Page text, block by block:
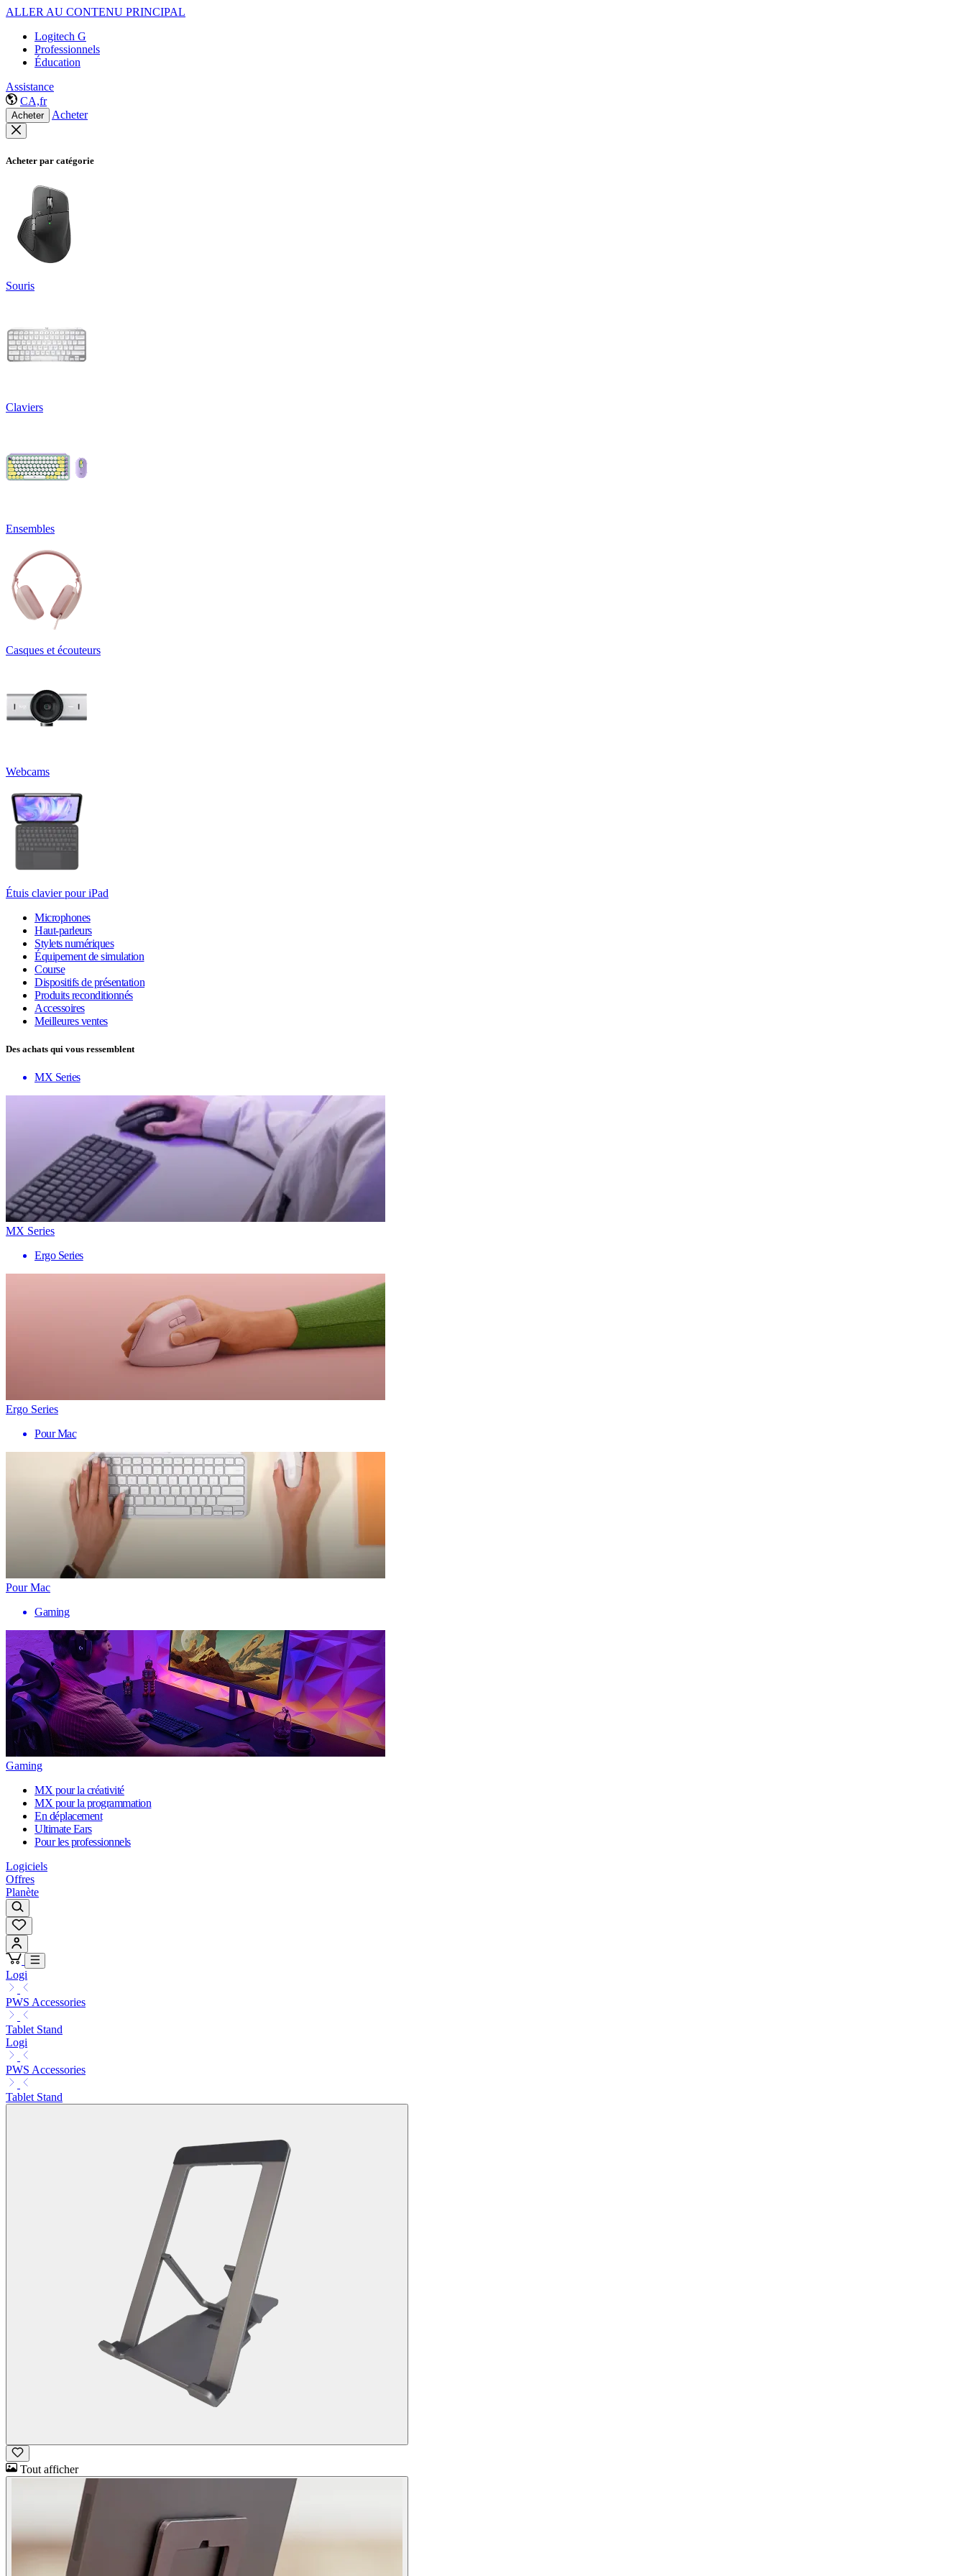
ALLER AU CONTENU PRINCIPAL
Logitech G
Professionnels
Éducation
Assistance
CA,fr
Acheter Acheter
Acheter par catégorie
Souris
Claviers
Ensembles
Casques et écouteurs
Webcams
Étuis clavier pour iPad
Microphones
Haut-parleurs
Stylets numériques
Équipement de simulation
Course
Dispositifs de présentation
Produits reconditionnés
Accessoires
Meilleures ventes
Des achats qui vous ressemblent
MX Series
MX Series
Ergo Series
Ergo Series
Pour Mac
Pour Mac
Gaming
Gaming
MX pour la créativité
MX pour la programmation
En déplacement
Ultimate Ears
Pour les professionnels
Logiciels
Offres
Planète
Logi
PWS Accessories
Tablet Stand
Logi
PWS Accessories
Tablet Stand
Tout afficher